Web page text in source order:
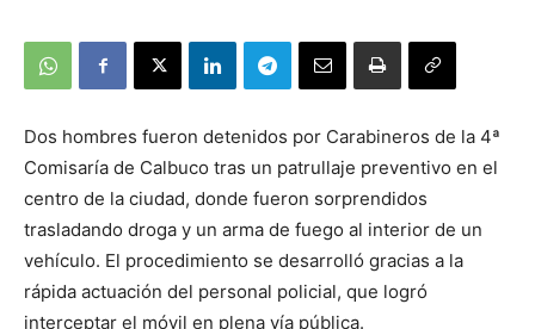
Dos hombres fueron detenidos por Carabineros de la 4ª
Comisaría de Calbuco tras un patrullaje preventivo en el
centro de la ciudad, donde fueron sorprendidos
trasladando droga y un arma de fuego al interior de un
vehículo. El procedimiento se desarrolló gracias a la
rápida actuación del personal policial, que logró
interceptar el móvil en plena vía pública.